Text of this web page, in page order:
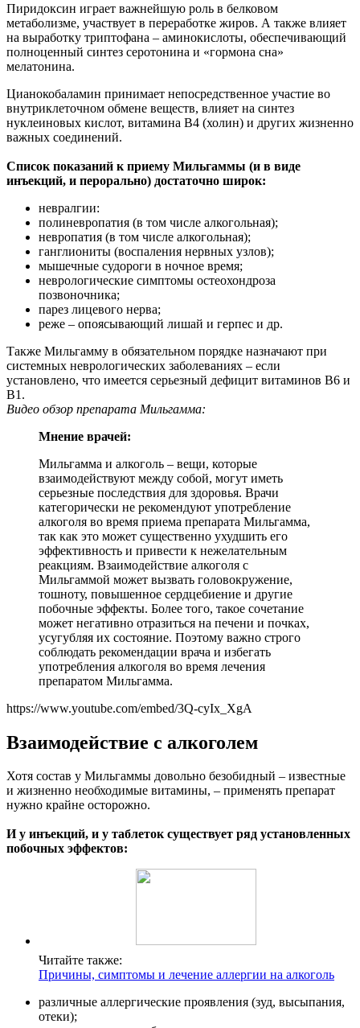
Пиридоксин играет важнейшую роль в белковом
метаболизме, участвует в переработке жиров. А также влияет
на выработку триптофана – аминокислоты, обеспечивающий
полноценный синтез серотонина и «гормона сна»
мелатонина.
Цианокобаламин принимает непосредственное участие во
внутриклеточном обмене веществ, влияет на синтез
нуклеиновых кислот, витамина В4 (холин) и других жизненно
важных соединений.
Список показаний к приему Мильгаммы (и в виде
инъекций, и перорально) достаточно широк:
невралгии:
полиневропатия (в том числе алкогольная);
невропатия (в том числе алкогольная);
ганглиониты (воспаления нервных узлов);
мышечные судороги в ночное время;
неврологические симптомы остеохондроза
позвоночника;
парез лицевого нерва;
реже – опоясывающий лишай и герпес и др.
Также Мильгамму в обязательном порядке назначают при
системных неврологических заболеваниях – если
установлено, что имеется серьезный дефицит витаминов В6 и
В1.
Видео обзор препарата Мильгамма:
Мнение врачей:
Мильгамма и алкоголь – вещи, которые
взаимодействуют между собой, могут иметь
серьезные последствия для здоровья. Врачи
категорически не рекомендуют употребление
алкоголя во время приема препарата Мильгамма,
так как это может существенно ухудшить его
эффективность и привести к нежелательным
реакциям. Взаимодействие алкоголя с
Мильгаммой может вызвать головокружение,
тошноту, повышенное сердцебиение и другие
побочные эффекты. Более того, такое сочетание
может негативно отразиться на печени и почках,
усугубляя их состояние. Поэтому важно строго
соблюдать рекомендации врача и избегать
употребления алкоголя во время лечения
препаратом Мильгамма.
https://www.youtube.com/embed/3Q-cyIx_XgA
Взаимодействие с алкоголем
Хотя состав у Мильгаммы довольно безобидный – известные
и жизненно необходимые витамины, – применять препарат
нужно крайне осторожно.
И у инъекций, и у таблеток существует ряд установленных
побочных эффектов:
Читайте также:
Причины, симптомы и лечение аллергии на алкоголь
различные аллергические проявления (зуд, высыпания,
отеки);